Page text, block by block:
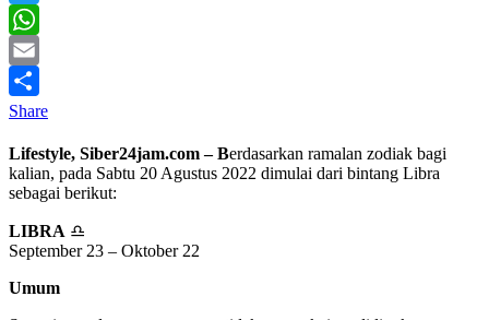
Twitter
WhatsApp
Email
Share
Lifestyle, Siber24jam.com – Berdasarkan ramalan zodiak bagi
kalian, pada Sabtu 20 Agustus 2022 dimulai dari bintang Libra
sebagai berikut:
LIBRA ♎
September 23 – Oktober 22
Umum